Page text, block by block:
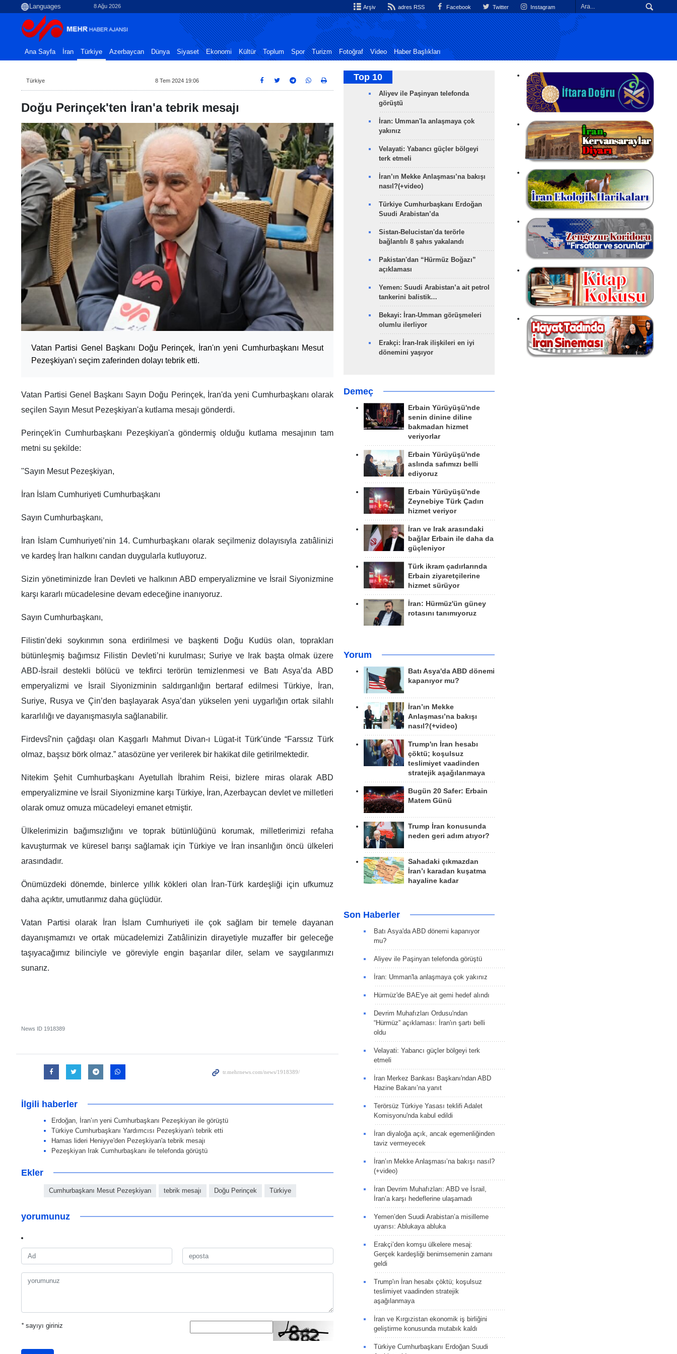
8 Ağu 2026 Arşiv adres RSS Facebook Twitter Instagram
Ana Sayfa İran Türkiye Azerbaycan Dünya Siyaset Ekonomi Kültür Toplum Spor Turizm Fotoğraf Video Haber Başlıkları
Türkiye 8 Tem 2024 19:06
Doğu Perinçek'ten İran'a tebrik mesajı
Vatan Partisi Genel Başkanı Doğu Perinçek, İran'ın yeni Cumhurbaşkanı Mesut
Pezeşkiyan'ı seçim zaferinden dolayı tebrik etti.
Vatan Partisi Genel Başkanı Sayın Doğu Perinçek, İran'da yeni Cumhurbaşkanı olarak
seçilen Sayın Mesut Pezeşkiyan'a kutlama mesajı gönderdi.
Perinçek'in Cumhurbaşkanı Pezeşkiyan'a göndermiş olduğu kutlama mesajının tam
metni su şekilde:
''Sayın Mesut Pezeşkiyan,
İran İslam Cumhuriyeti Cumhurbaşkanı
Sayın Cumhurbaşkanı,
İran İslam Cumhuriyeti’nin 14. Cumhurbaşkanı olarak seçilmeniz dolayısıyla zatıâlinizi
ve kardeş İran halkını candan duygularla kutluyoruz.
Sizin yönetiminizde İran Devleti ve halkının ABD emperyalizmine ve İsrail Siyonizmine
karşı kararlı mücadelesine devam edeceğine inanıyoruz.
Sayın Cumhurbaşkanı,
Filistin’deki soykırımın sona erdirilmesi ve başkenti Doğu Kudüs olan, toprakları
bütünleşmiş bağımsız Filistin Devleti’ni kurulması; Suriye ve Irak başta olmak üzere
ABD-İsrail destekli bölücü ve tekfirci terörün temizlenmesi ve Batı Asya’da ABD
emperyalizmi ve İsrail Siyonizminin saldırganlığın bertaraf edilmesi Türkiye, İran,
Suriye, Rusya ve Çin’den başlayarak Asya’dan yükselen yeni uygarlığın ortak silahlı
kararlılığı ve dayanışmasıyla sağlanabilir.
Firdevsî’nin çağdaşı olan Kaşgarlı Mahmut Divan-ı Lügat-it Türk’ünde “Farssız Türk
olmaz, başsız börk olmaz.” atasözüne yer verilerek bir hakikat dile getirilmektedir.
Nitekim Şehit Cumhurbaşkanı Ayetullah İbrahim Reisi, bizlere miras olarak ABD
emperyalizmine ve İsrail Siyonizmine karşı Türkiye, İran, Azerbaycan devlet ve milletleri
olarak omuz omuza mücadeleyi emanet etmiştir.
Ülkelerimizin bağımsızlığını ve toprak bütünlüğünü korumak, milletlerimizi refaha
kavuşturmak ve küresel barışı sağlamak için Türkiye ve İran insanlığın öncü ülkeleri
arasındadır.
Önümüzdeki dönemde, binlerce yıllık kökleri olan İran-Türk kardeşliği için ufkumuz
daha açıktır, umutlarımız daha güçlüdür.
Vatan Partisi olarak İran İslam Cumhuriyeti ile çok sağlam bir temele dayanan
dayanışmamızı ve ortak mücadelemizi Zatıâlinizin dirayetiyle muzaffer bir geleceğe
taşıyacağımız bilinciyle ve göreviyle engin başarılar diler, selam ve saygılarımızı
sunarız.
News ID 1918389
İlgili haberler
Erdoğan, İran’ın yeni Cumhurbaşkanı Pezeşkiyan ile görüştü
Türkiye Cumhurbaşkanı Yardımcısı Pezeşkiyan'ı tebrik etti
Hamas lideri Heniyye'den Pezeşkiyan'a tebrik mesajı
Pezeşkiyan Irak Cumhurbaşkanı ile telefonda görüştü
Ekler
Cumhurbaşkanı Mesut Pezeşkiyan tebrik mesajı Doğu Perinçek Türkiye
yorumunuz
*sayıyı giriniz
Top 10
Aliyev ile Paşinyan telefonda
görüştü
İran: Umman'la anlaşmaya çok
yakınız
Velayati: Yabancı güçler bölgeyi
terk etmeli
İran’ın Mekke Anlaşması’na bakışı
nasıl?(+video)
Türkiye Cumhurbaşkanı Erdoğan
Suudi Arabistan’da
Sistan-Belucistan'da terörle
bağlantılı 8 şahıs yakalandı
Pakistan'dan “Hürmüz Boğazı”
açıklaması
Yemen: Suudi Arabistan’a ait petrol
tankerini balistik…
Bekayi: İran-Umman görüşmeleri
olumlu ilerliyor
Erakçi: İran-Irak ilişkileri en iyi
dönemini yaşıyor
Demeç
Erbain Yürüyüşü'nde
senin dinine diline
bakmadan hizmet
veriyorlar
Erbain Yürüyüşü'nde
aslında safımızı belli
ediyoruz
Erbain Yürüyüşü'nde
Zeynebiye Türk Çadırı
hizmet veriyor
İran ve Irak arasındaki
bağlar Erbain ile daha da
güçleniyor
Türk ikram çadırlarında
Erbain ziyaretçilerine
hizmet sürüyor
İran: Hürmüz'ün güney
rotasını tanımıyoruz
Yorum
Batı Asya'da ABD dönemi
kapanıyor mu?
İran’ın Mekke
Anlaşması’na bakışı
nasıl?(+video)
Trump'ın İran hesabı
çöktü; koşulsuz
teslimiyet vaadinden
stratejik aşağılanmaya
Bugün 20 Safer: Erbain
Matem Günü
Trump İran konusunda
neden geri adım atıyor?
Sahadaki çıkmazdan
İran’ı karadan kuşatma
hayaline kadar
Son Haberler
Batı Asya'da ABD dönemi kapanıyor
mu?
Aliyev ile Paşinyan telefonda görüştü
İran: Umman'la anlaşmaya çok yakınız
Hürmüz'de BAE'ye ait gemi hedef alındı
Devrim Muhafızları Ordusu'ndan
“Hürmüz” açıklaması: İran'ın şartı belli
oldu
Velayati: Yabancı güçler bölgeyi terk
etmeli
İran Merkez Bankası Başkanı'ndan ABD
Hazine Bakanı’na yanıt
Terörsüz Türkiye Yasası teklifi Adalet
Komisyonu'nda kabul edildi
İran diyaloğa açık, ancak egemenliğinden
taviz vermeyecek
İran’ın Mekke Anlaşması’na bakışı nasıl?
(+video)
İran Devrim Muhafızları: ABD ve İsrail,
İran’a karşı hedeflerine ulaşamadı
Yemen’den Suudi Arabistan’a misilleme
uyarısı: Ablukaya abluka
Erakçi’den komşu ülkelere mesaj:
Gerçek kardeşliği benimsemenin zamanı
geldi
Trump'ın İran hesabı çöktü; koşulsuz
teslimiyet vaadinden stratejik
aşağılanmaya
İran ve Kırgızistan ekonomik iş birliğini
geliştirme konusunda mutabık kaldı
Türkiye Cumhurbaşkanı Erdoğan Suudi